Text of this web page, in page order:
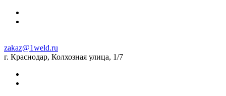
zakaz@1weld.ru
г. Краснодар, Колхозная улица, 1/7